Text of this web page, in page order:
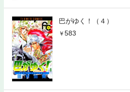
巴がゆく！（４）
583